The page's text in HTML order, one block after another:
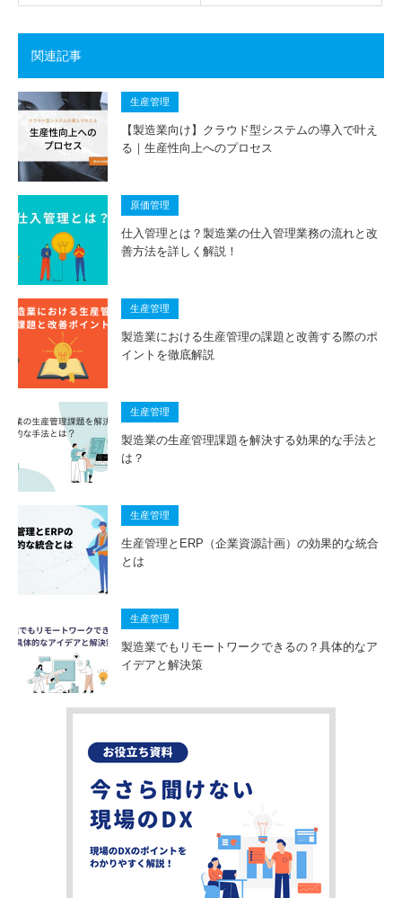
関連記事
生産管理
【製造業向け】クラウド型システムの導入で叶え
る｜生産性向上へのプロセス
原価管理
仕入管理とは？製造業の仕入管理業務の流れと改
善方法を詳しく解説！
生産管理
製造業における生産管理の課題と改善する際のポ
イントを徹底解説
生産管理
製造業の生産管理課題を解決する効果的な手法と
は？
生産管理
生産管理とERP（企業資源計画）の効果的な統合
とは
生産管理
製造業でもリモートワークできるの？具体的なア
イデアと解決策